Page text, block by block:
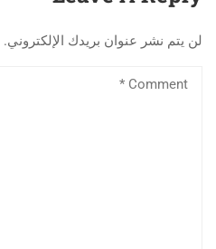
لن يتم نشر عنوان بريدك الإلكتروني.